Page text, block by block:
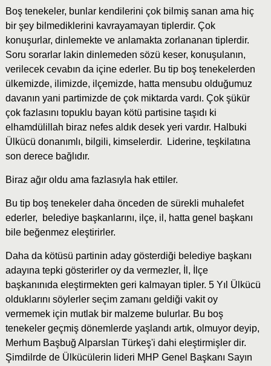
Boş tenekeler, bunlar kendilerini çok bilmiş sanan ama hiç
bir şey bilmediklerini kavrayamayan tiplerdir. Çok
konuşurlar, dinlemekte ve anlamakta zorlananan tiplerdir.
Soru sorarlar lakin dinlemeden sözü keser, konuşulanın,
verilecek cevabın da içine ederler. Bu tip boş tenekelerden
ülkemizde, ilimizde, ilçemizde, hatta mensubu olduğumuz
davanın yani partimizde de çok miktarda vardı. Çok şükür
çok fazlasını topuklu bayan kötü partisine taşıdı ki
elhamdülillah biraz nefes aldık desek yeri vardır. Halbuki
Ülkücü donanımlı, bilgili, kimselerdir. Liderine, teşkilatına
son derece bağlıdır.
Biraz ağır oldu ama fazlasıyla hak ettiler.
Bu tip boş tenekeler daha önceden de sürekli muhalefet
ederler, belediye başkanlarını, ilçe, il, hatta genel başkanı
bile beğenmez eleştirirler.
Daha da kötüsü partinin aday gösterdiği belediye başkanı
adayına tepki gösterirler oy da vermezler, İl, İlçe
başkanınıda eleştirmekten geri kalmayan tipler. 5 Yıl Ülkücü
olduklarını söylerler seçim zamanı geldiği vakit oy
vermemek için mutlak bir malzeme bulurlar. Bu boş
tenekeler geçmiş dönemlerde yaşlandı artık, olmuyor deyip,
Merhum Başbuğ Alparslan Türkeş'i dahi eleştirmişler dir.
Şimdilrde de Ülkücülerin lideri MHP Genel Başkanı Sayın